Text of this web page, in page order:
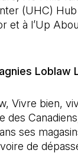
(UHC)
et à l’Up
Loblaw
Vivre bien,
des
ses
de